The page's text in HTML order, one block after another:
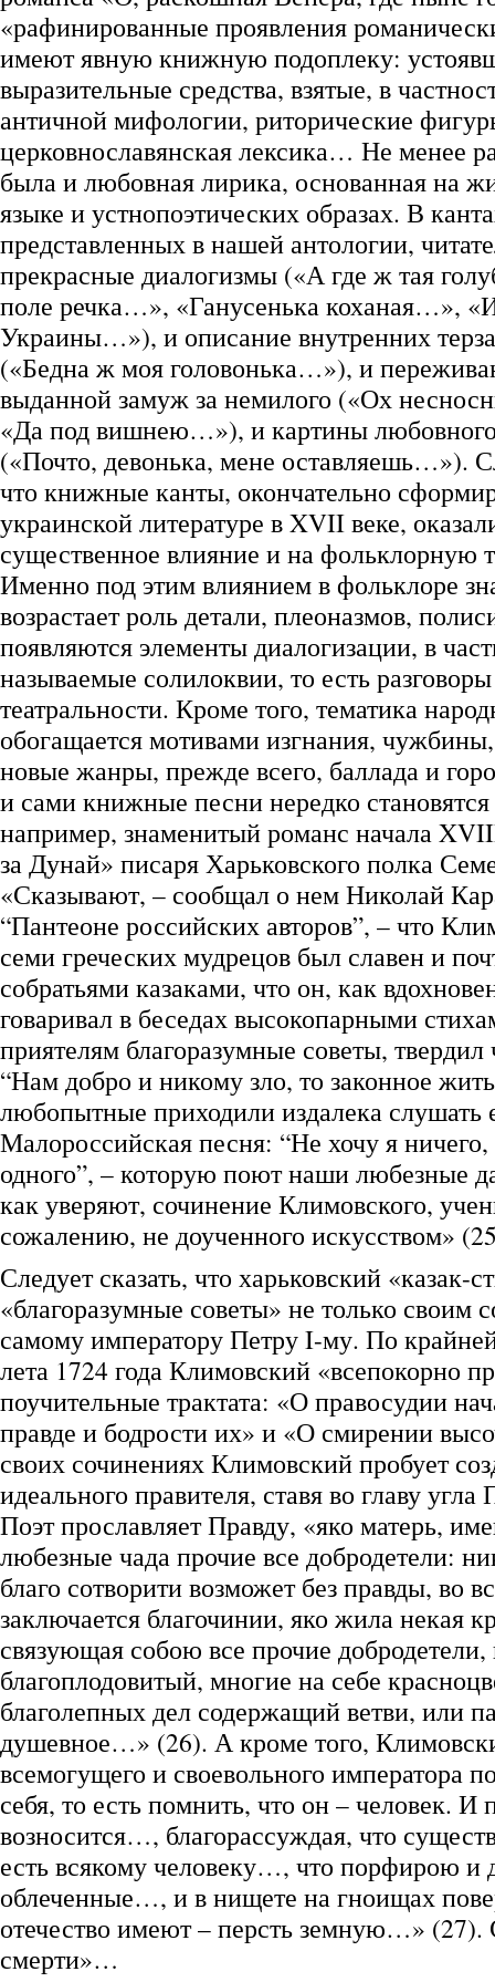
«рафинированные проявления
имеют явную книжную подоплеку:
выразительные средства, взятые, в
античной мифологии, риторические
церковнославянская лексика… Не менее
была и любовная лирика, основанная на
языке и устнопоэтических образах. В
представленных в нашей антологии,
прекрасные диалогизмы («А где ж тая
поле речка…», «Ганусенька коханая…»,
Украины…»), и описание внутренних
(«Бедна ж моя головонька…»), и
выданной замуж за немилого («Ох
«Да под вишнею…»), и картины
(«Почто, девонька, мене оставляешь…»).
что книжные канты, окончательно
украинской литературе в XVII веке,
существенное влияние и на фольклорную
Именно под этим влиянием в фольклоре
возрастает роль детали, плеоназмов,
появляются элементы диалогизации, в
называемые солилоквии, то есть
театральности. Кроме того, тематика
обогащается мотивами изгнания,
новые жанры, прежде всего, баллада и
и сами книжные песни нередко
например, знаменитый романс начала
за Дунай» писаря Харьковского полка
«Сказывают, – сообщал о нем Николай
“Пантеоне российских авторов”, – что
семи греческих мудрецов был славен и
собратьями казаками, что он, как
говаривал в беседах высокопарными
приятелям благоразумные советы,
“Нам добро и никому зло, то законное
любопытные приходили издалека слушать
Малороссийская песня: “Не хочу я ничего,
одного”, – которую поют наши любезные
как уверяют, сочинение Климовского,
сожалению, не доученного искусством»
Следует сказать, что харьковский «казак-
«благоразумные советы» не только своим
самому императору Петру I-му. По
лета 1724 года Климовский «всепокорно
поучительные трактата: «О правосудии
правде и бодрости их» и «О смирении
своих сочинениях Климовский пробует
идеального правителя, ставя во главу
Поэт прославляет Правду, «яко матерь,
любезные чада прочие все добродетели:
благо сотворити возможет без правды, во
заключается благочинии, яко жила некая
связующая собою все прочие
благоплодовитый, многие на себе
благолепных дел содержащий ветви, или
душевное…» (26). А кроме того,
всемогущего и своевольного императора
себя, то есть помнить, что он – человек. И
возносится…, благорассуждая, что
есть всякому человеку…, что порфирою и
облеченные…, и в нищете на гноищах
отечество имеют – персть земную…»
смерти»…